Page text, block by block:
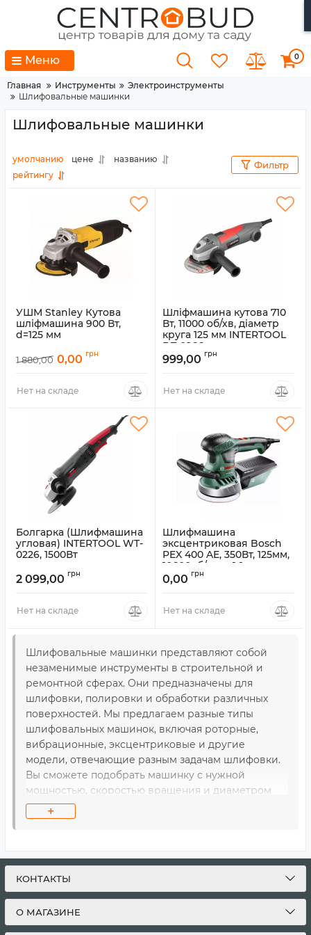
Меню 0
Главная Инструменты
Электроинструменты
Шлифовальные машинки
Шлифовальные машинки
умолчанию цене
названию
рейтингу
Фильтр
УШМ Stanley Кутова
шліфмашина 900 Вт,
d=125 мм
1 880,00 0,00 грн
Нет на складе
Шліфмашина кутова 710
Вт, 11000 об/хв, діаметр
круга 125 мм INTERTOOL
DT-0266
Артикул: 69123055
999,00 грн
Нет на складе
Болгарка (Шлифмашина
угловая) INTERTOOL WT-
0226, 1500Вт
2 099,00 грн
Нет на складе
Шлифмашина
эксцентриковая Bosch
PEX 400 AE, 350Вт, 125мм,
10600об/мин, 1.9кг
Артикул: 0.603.3A4.000
0,00 грн
Нет на складе
Шлифовальные машинки представляют собой
незаменимые инструменты в строительной и
ремонтной сферах. Они предназначены для
шлифовки, полировки и обработки различных
поверхностей. Мы предлагаем разные типы
шлифовальных машинок, включая роторные,
вибрационные, эксцентриковые и другие
модели, отвечающие разным задачам шлифовки.
Вы сможете подобрать машинку с нужной
мощностью, скоростью вращения и диаметром
шлифовального круга, что удовлетворит ваши
потребности. Наши шлифмашины отличаются
работу и удовольствие от результата. Кроме того,
мы предлагаем конкурентные цены, удобную
доставку и профессиональный сервис, чтобы
сделать ваши покупки максимально удобными и
приятными.
+
КОНТАКТЫ
О МАГАЗИНЕ